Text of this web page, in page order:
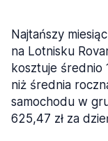
Najtańszy
na Lotnisku
kosztuje średnio
niż średnia
samochodu w
625,47 zł za